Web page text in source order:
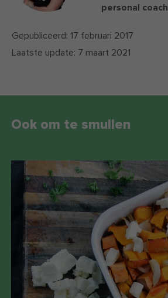
personal coach
Gepubliceerd: 17 februari 2017
Laatste update: 7 maart 2021
Ook om te smullen